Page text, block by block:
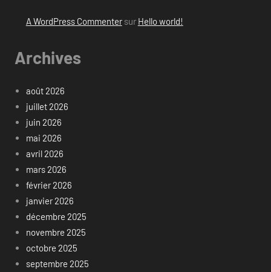
A WordPress Commentersur Hello world!
Archives
août 2026
juillet 2026
juin 2026
mai 2026
avril 2026
mars 2026
février 2026
janvier 2026
décembre 2025
novembre 2025
octobre 2025
septembre 2025